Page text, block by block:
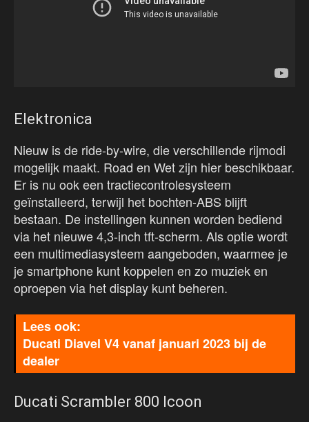
Elektronica
Nieuw is de ride-by-wire, die verschillende rijmodi
mogelijk maakt. Road en Wet zijn hier beschikbaar.
Er is nu ook een tractiecontrolesysteem
geïnstalleerd, terwijl het bochten-ABS blijft
bestaan. De instellingen kunnen worden bediend
via het nieuwe 4,3-inch tft-scherm. Als optie wordt
een multimediasysteem aangeboden, waarmee je
je smartphone kunt koppelen en zo muziek en
oproepen via het display kunt beheren.
Ducati Diavel V4 vanaf januari 2023 bij de
dealer
Ducati Scrambler 800 Icoon